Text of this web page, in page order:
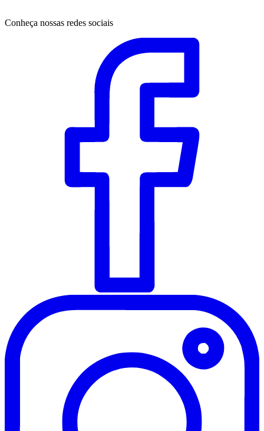
Conheça nossas redes sociais